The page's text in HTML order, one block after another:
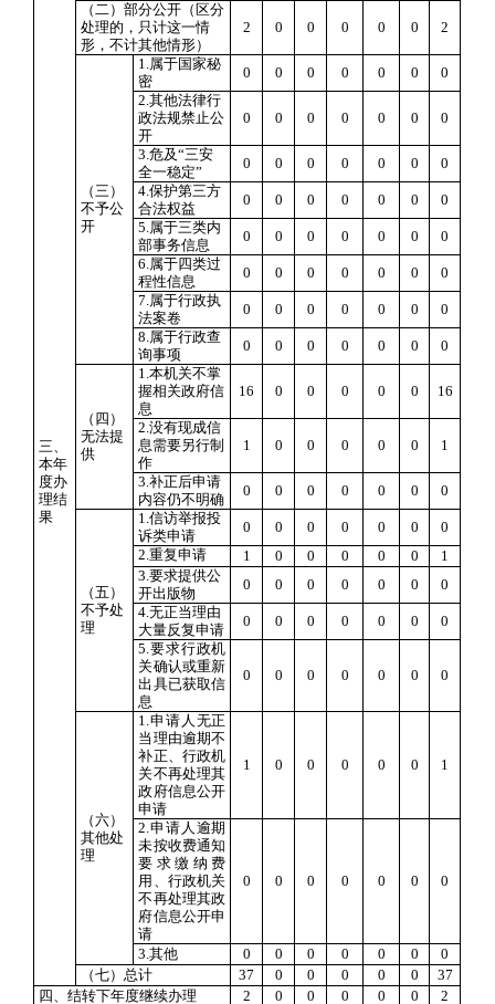
三、
本年
度办
理结
果
（二）部分公开 （区分
处理的，只计这一情
形，不计其他情形）
2 0 0 0 0 0 2
（三）
不予公
开
1.属于国家秘
密
0 0 0 0 0 0
0
2.其他法律行
政法规禁止公
开
0 0 0 0 0 0 0
3.危及“三安
全一稳定”
0 0 0 0 0 0
0
4.保护第三方
合法权益
0 0 0 0 0 0
0
5.属于三类内
部事务信息
0 0 0 0 0 0
0
6.属于四类过
程性信息
0 0 0 0 0 0
0
7.属于行政执
法案卷
0 0 0 0 0 0
0
8.属于行政查
询事项
0 0 0 0 0 0 0
（四）
无法提
供
1.本机关不掌
握相关政府信
息
16 0 0 0 0 0 16
2.没有现成信
息需要另行制
作
1 0 0 0 0 0 1
3.补正后申请
内容仍不明确
0 0 0 0 0 0 0
（五）
不予处
理
1.信访举报投
诉类申请
0 0 0 0 0 0
0
2.重复申请
1 0 0 0 0 0
1
3.要求提供公
开出版物
0 0 0 0 0 0
0
4.无正当理由
大量反复申请
0 0 0 0 0 0
0
5.要求行政机
关确认或重新
出具已获取信
息
0 0 0 0 0 0 0
（六）
其他处
理
1.申请人无正
当理由逾期不
补正、行政机
关不再处理其
政府信息公开
申请
1 0 0 0 0 0 1
2.申请人逾期
未按收费通知
要求缴纳费
用、行政机关
不再处理其政
府信息公开申
请
0 0 0 0 0 0 0
3.其他 0 0 0 0 0 0
0
（七）总计
37 0 0 0 0 0
37
四、结转下年度继续办理
2 0 0 0 0 0 2